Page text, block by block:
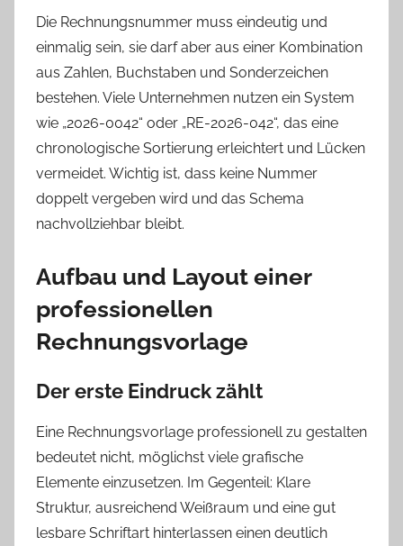
Die Rechnungsnummer muss eindeutig und
einmalig sein, sie darf aber aus einer Kombination
aus Zahlen, Buchstaben und Sonderzeichen
bestehen. Viele Unternehmen nutzen ein System
wie „2026-0042“ oder „RE-2026-042“, das eine
chronologische Sortierung erleichtert und Lücken
vermeidet. Wichtig ist, dass keine Nummer
doppelt vergeben wird und das Schema
nachvollziehbar bleibt.
Aufbau und Layout einer
professionellen
Rechnungsvorlage
Der erste Eindruck zählt
Eine Rechnungsvorlage professionell zu gestalten
bedeutet nicht, möglichst viele grafische
Elemente einzusetzen. Im Gegenteil: Klare
Struktur, ausreichend Weißraum und eine gut
lesbare Schriftart hinterlassen einen deutlich